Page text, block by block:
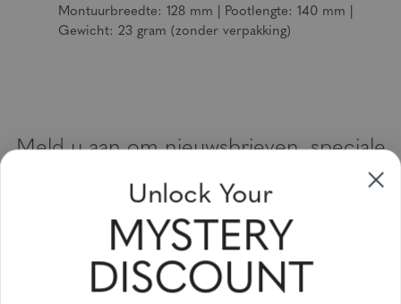
Montuurbreedte: 128 mm | Pootlengte: 140 mm |
Gewicht: 23 gram (zonder verpakking)
Meld u aan om nieuwsbrieven, speciale
aanbiedingen en kortingsbonnen te
ontvangen
Vul uw email adres in en schrijf u in!
Unlock Your
MYSTERY
DISCOUNT